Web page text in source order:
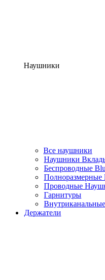
Наушники
Все наушники
Наушники
Беспроводные
Проводные
Гарнитуры
Держатели